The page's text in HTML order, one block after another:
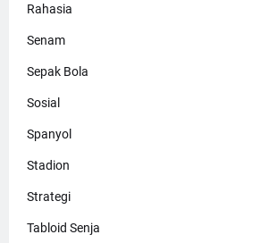
Rahasia
Senam
Sepak Bola
Sosial
Spanyol
Stadion
Strategi
Tabloid Senja